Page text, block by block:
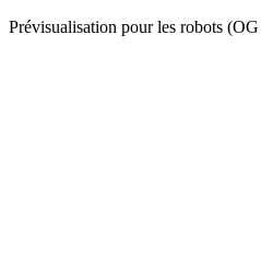
Prévisualisation pour les robots